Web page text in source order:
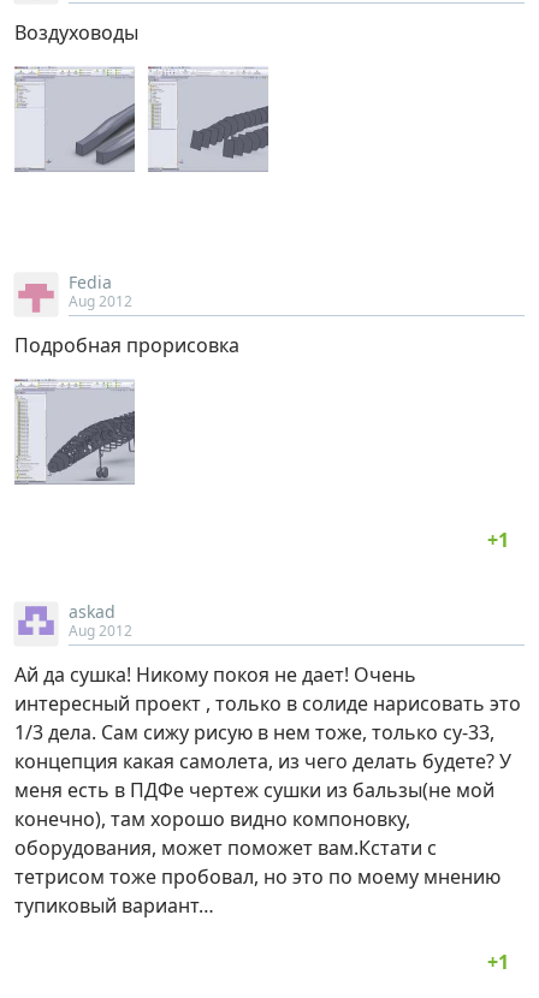
Воздуховоды
Fedia
Aug 2012
Подробная прорисовка
askad
Aug 2012
Ай да сушка! Никому покоя не дает! Очень
интересный проект , только в солиде нарисовать это
1/3 дела. Сам сижу рисую в нем тоже, только су-33,
концепция какая самолета, из чего делать будете? У
меня есть в ПДФе чертеж сушки из бальзы(не мой
конечно), там хорошо видно компоновку,
оборудования, может поможет вам.Кстати с
тетрисом тоже пробовал, но это по моему мнению
тупиковый вариант…